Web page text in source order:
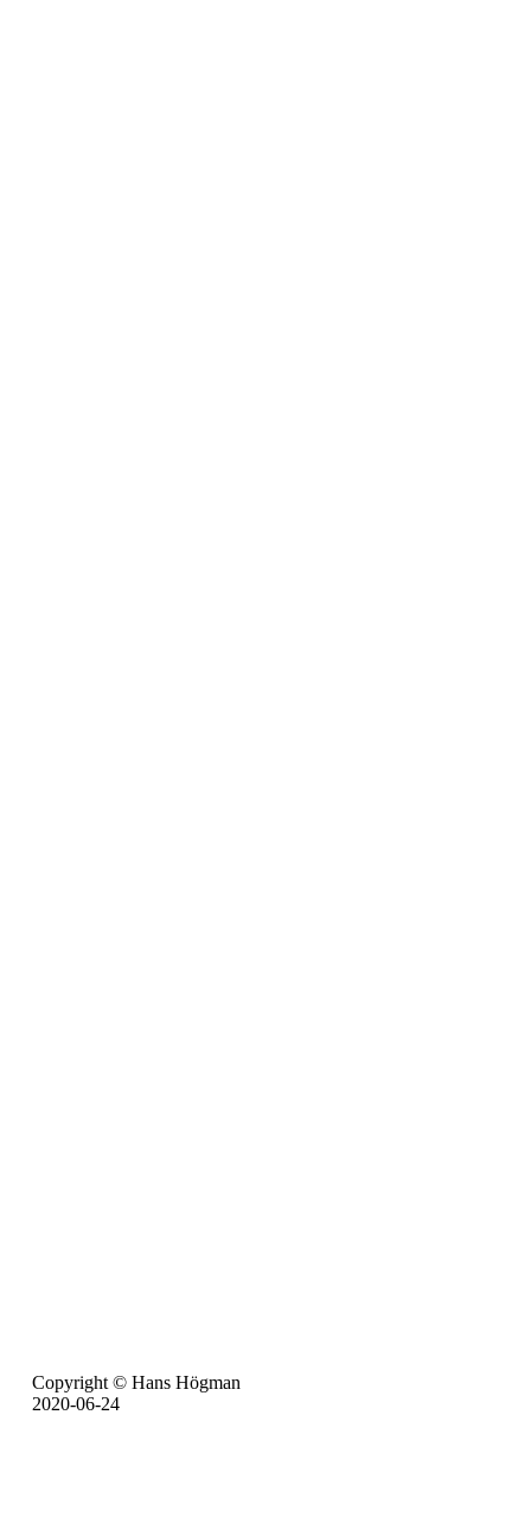
Copyright © Hans Högman
2020-06-24